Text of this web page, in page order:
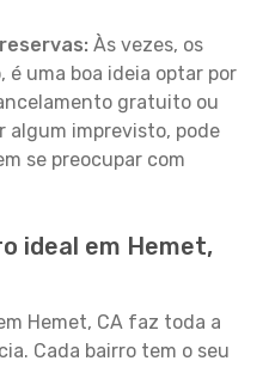
Às vezes, os
é uma boa ideia optar por
gratuito ou
algum imprevisto, pode
se preocupar com
ideal em Hemet,
Hemet, CA faz toda a
Cada bairro tem o seu